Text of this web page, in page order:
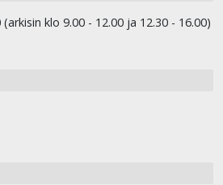
klo 9.00 - 12.00 ja 12.30 - 16.00)